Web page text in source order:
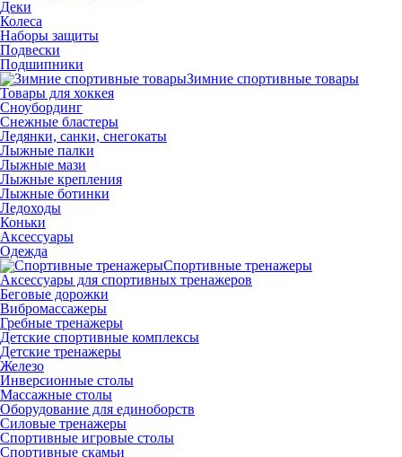
Деки
Колеса
Наборы защиты
Подвески
Подшипники
Зимние спортивные товары
Товары для хоккея
Сноубординг
Снежные бластеры
Ледянки, санки, снегокаты
Лыжные палки
Лыжные мази
Лыжные крепления
Лыжные ботинки
Ледоходы
Коньки
Аксессуары
Одежда
Спортивные тренажеры
Аксессуары для спортивных тренажеров
Беговые дорожки
Вибромассажеры
Гребные тренажеры
Детские спортивные комплексы
Детские тренажеры
Железо
Инверсионные столы
Массажные столы
Оборудование для единоборств
Силовые тренажеры
Спортивные игровые столы
Спортивные скамьи